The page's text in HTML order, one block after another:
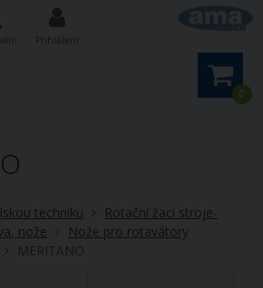
0
techniku
Rotační žací stroje-
nože
Nože pro rotavátory
MERITANO
Přihlášení